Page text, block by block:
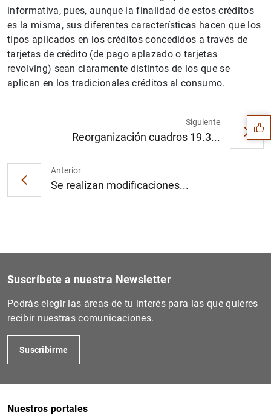
informativa, pues, aunque la finalidad de estos créditos
es la misma, sus diferentes características hacen que los
tipos aplicados en los créditos concedidos a través de
tarjetas de crédito (de pago aplazado o tarjetas
revolving) sean claramente distintos de los que se
aplican en los tradicionales créditos al consumo.
Anterior
Se realizan modificaciones...
Siguiente
Reorganización cuadros 19.3...
Sugerencias
1 2
Suscríbete a nuestra Newsletter
Podrás elegir las áreas de tu interés para las que quieres
recibir nuestras comunicaciones.
Suscribirme
Nuestros portales